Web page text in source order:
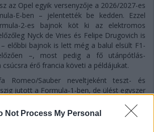
Not Process My Personal
az Opel egyik versenyzője a 2026/2027-es
E-ben – jelentették be kedden. Ezzel
2-es bajnok köt ki az elektromos
Nyck de Vries és Felipe Drugovich is
előbbi bajnok is lett még a balul elsült F1-
–, most pedig a fő utánpótlás-
csúcsra érő francia követi a példájukat.
Romeo/Sauber neveltjeként teszt- és
jutott a Formula-1-ben, de ülést egyszer
a sportautózás felé fordult: tavaly
idén pedig a WEC-ben indul a Peugeot